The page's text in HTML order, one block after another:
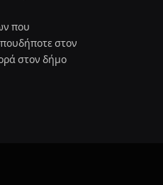
που
στον
στον δήμο